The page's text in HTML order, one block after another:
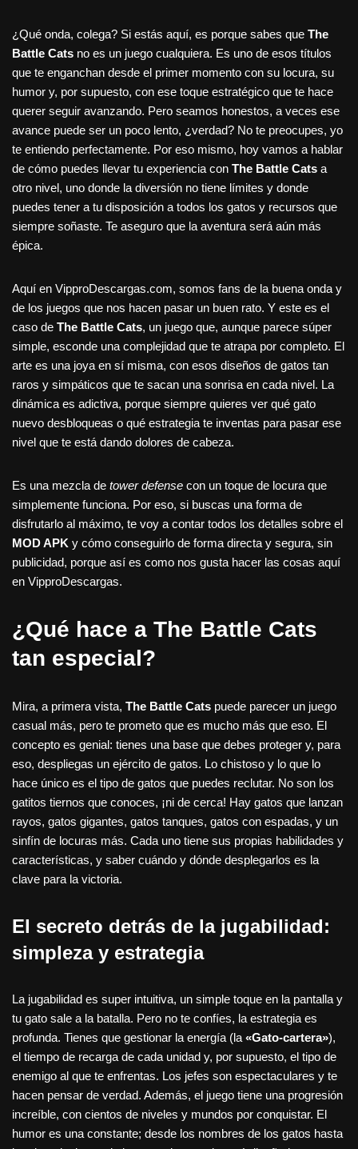
¿Qué onda, colega? Si estás aquí, es porque sabes que The
Battle Cats no es un juego cualquiera. Es uno de esos títulos
que te enganchan desde el primer momento con su locura, su
humor y, por supuesto, con ese toque estratégico que te hace
querer seguir avanzando. Pero seamos honestos, a veces ese
avance puede ser un poco lento, ¿verdad? No te preocupes, yo
te entiendo perfectamente. Por eso mismo, hoy vamos a hablar
de cómo puedes llevar tu experiencia con The Battle Cats a
otro nivel, uno donde la diversión no tiene límites y donde
puedes tener a tu disposición a todos los gatos y recursos que
siempre soñaste. Te aseguro que la aventura será aún más
épica.
Aquí en VipproDescargas.com, somos fans de la buena onda y
de los juegos que nos hacen pasar un buen rato. Y este es el
caso de The Battle Cats, un juego que, aunque parece súper
simple, esconde una complejidad que te atrapa por completo. El
arte es una joya en sí misma, con esos diseños de gatos tan
raros y simpáticos que te sacan una sonrisa en cada nivel. La
dinámica es adictiva, porque siempre quieres ver qué gato
nuevo desbloqueas o qué estrategia te inventas para pasar ese
nivel que te está dando dolores de cabeza.
Es una mezcla de tower defense con un toque de locura que
simplemente funciona. Por eso, si buscas una forma de
disfrutarlo al máximo, te voy a contar todos los detalles sobre el
MOD APK y cómo conseguirlo de forma directa y segura, sin
publicidad, porque así es como nos gusta hacer las cosas aquí
en VipproDescargas.
¿Qué hace a The Battle Cats
tan especial?
Mira, a primera vista, The Battle Cats puede parecer un juego
casual más, pero te prometo que es mucho más que eso. El
concepto es genial: tienes una base que debes proteger y, para
eso, despliegas un ejército de gatos. Lo chistoso y lo que lo
hace único es el tipo de gatos que puedes reclutar. No son los
gatitos tiernos que conoces, ¡ni de cerca! Hay gatos que lanzan
rayos, gatos gigantes, gatos tanques, gatos con espadas, y un
sinfín de locuras más. Cada uno tiene sus propias habilidades y
características, y saber cuándo y dónde desplegarlos es la
clave para la victoria.
El secreto detrás de la jugabilidad:
simpleza y estrategia
La jugabilidad es super intuitiva, un simple toque en la pantalla y
tu gato sale a la batalla. Pero no te confíes, la estrategia es
profunda. Tienes que gestionar la energía (la «Gato-cartera»),
el tiempo de recarga de cada unidad y, por supuesto, el tipo de
enemigo al que te enfrentas. Los jefes son espectaculares y te
hacen pensar de verdad. Además, el juego tiene una progresión
increíble, con cientos de niveles y mundos por conquistar. El
humor es una constante; desde los nombres de los gatos hasta